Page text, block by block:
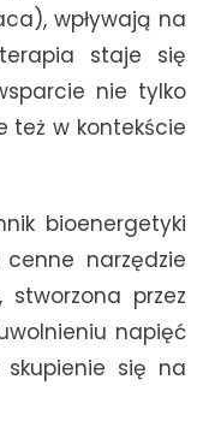
wpływają na
staje się
nie tylko
też w kontekście
bioenergetyki
narzędzie
stworzona przez
napięć
się na